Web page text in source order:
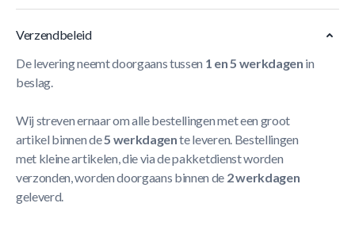
Verzendbeleid
De levering neemt doorgaans tussen 1 en 5 werkdagen in
beslag.
Wij streven ernaar om alle bestellingen met een groot
artikel binnen de5 werkdagente leveren. Bestellingen
met kleine artikelen, die via de pakketdienst worden
verzonden, worden doorgaans binnen de 2 werkdagen
geleverd.